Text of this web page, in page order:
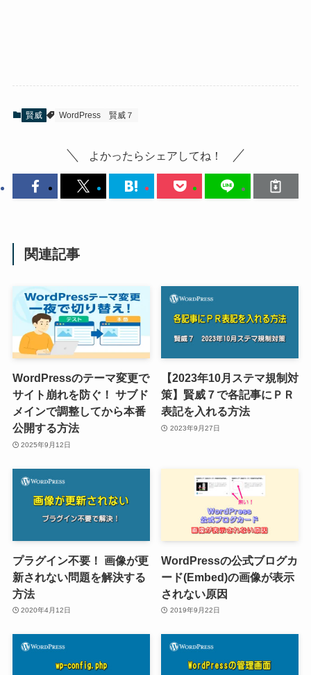
賢威 WordPress 賢威７
よかったらシェアしてね！
関連記事
WordPressのテーマ変更で
サイト崩れを防ぐ！ サブド
メインで調整してから本番
公開する方法
2025年9月12日
【2023年10月ステマ規制対
策】賢威７で各記事にＰＲ
表記を入れる方法
2023年9月27日
プラグイン不要！ 画像が更
新されない問題を解決する
方法
2020年4月12日
WordPressの公式ブログカ
ード(Embed)の画像が表示
されない原因
2019年9月22日